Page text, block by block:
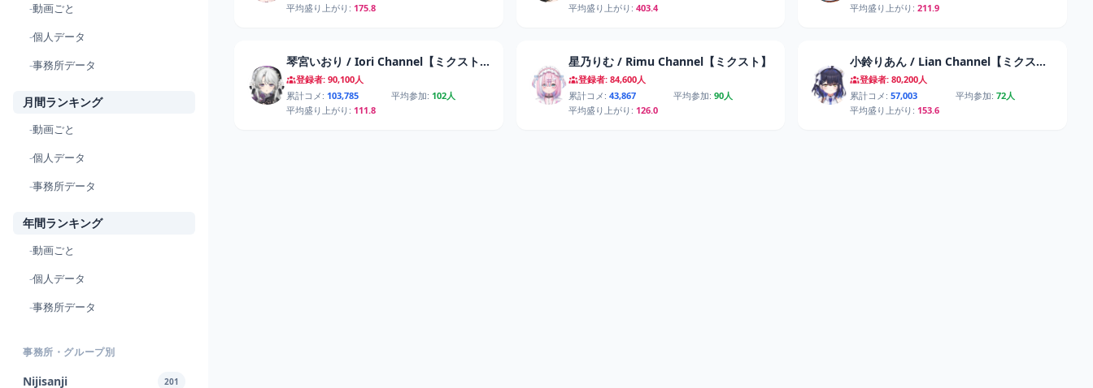
-動画ごと
-個人データ
-事務所データ
月間ランキング
-動画ごと
-個人データ
-事務所データ
年間ランキング
-動画ごと
-個人データ
-事務所データ
事務所・グループ別
Nijisanji 201
平均盛り上がり: 175.8
平均盛り上がり: 403.4
平均盛り上がり:211.9
琴宮いおり / Iori Channel【ミクスト】
登録者: 90,100人
累計コメ: 103,785 平均参加: 102人
平均盛り上がり: 111.8
星乃りむ / Rimu Channel【ミクスト】
登録者: 84,600人
累計コメ: 43,867 平均参加: 90人
平均盛り上がり: 126.0
小鈴りあん / Lian Channel【ミクスト】
登録者: 80,200人
累計コメ:57,003 平均参加: 72人
平均盛り上がり: 153.6